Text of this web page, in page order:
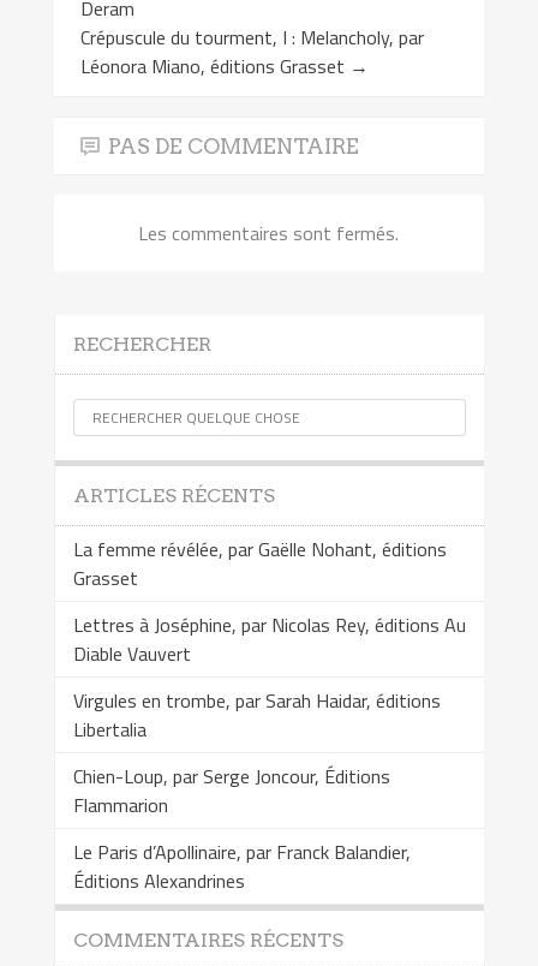
Deram
Crépuscule du tourment, I : Melancholy, par
Léonora Miano, éditions Grasset →
PAS DE COMMENTAIRE
Les commentaires sont fermés.
RECHERCHER
ARTICLES RÉCENTS
La femme révélée, par Gaëlle Nohant, éditions
Grasset
Lettres à Joséphine, par Nicolas Rey, éditions Au
Diable Vauvert
Virgules en trombe, par Sarah Haidar, éditions
Libertalia
Chien-Loup, par Serge Joncour, Éditions
Flammarion
Le Paris d’Apollinaire, par Franck Balandier,
Éditions Alexandrines
COMMENTAIRES RÉCENTS